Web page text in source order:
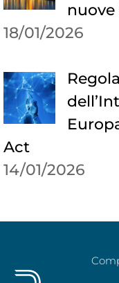
18/01/2026
Act
14/01/2026